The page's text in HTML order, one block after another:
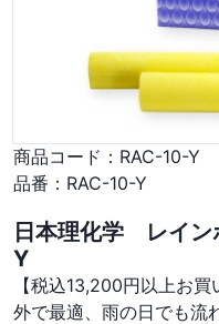
商品コード： RAC-10-Y
品番： RAC-10-Y
日本理化学 レイン
Y
【税込13,200円以上お
外で最適、雨の日でも流